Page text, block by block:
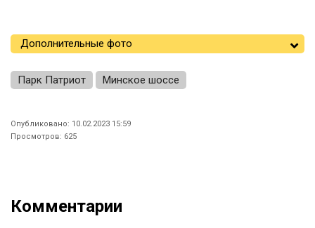
Дополнительные фото
Парк Патриот Минское шоссе
Опубликовано: 10.02.2023 15:59
Просмотров: 625
Комментарии